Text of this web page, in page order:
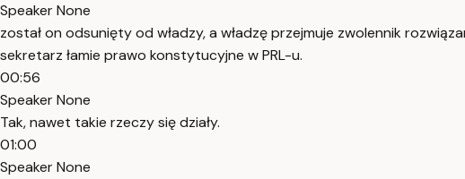
Speaker None
został on odsunięty od władzy, a władzę przejmuje zwolennik
sekretarz łamie prawo konstytucyjne w PRL-u.
00:56
Speaker None
Tak, nawet takie rzeczy się działy.
01:00
Speaker None